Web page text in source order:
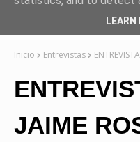
Inicio Entrevistas
JAIME
LEARN